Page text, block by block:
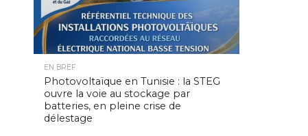
EN BREF
Photovoltaïque en Tunisie : la STEG
ouvre la voie au stockage par
batteries, en pleine crise de
délestage